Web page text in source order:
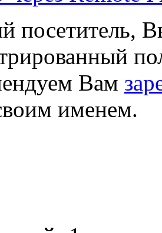
посетитель,
Вам
именем.